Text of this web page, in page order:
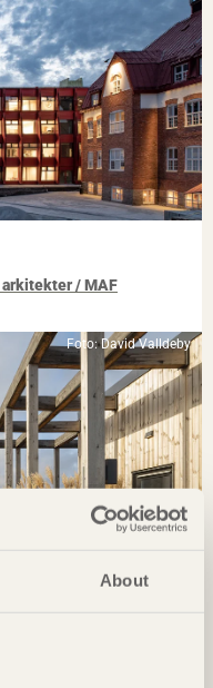
About
/ MAF
Foto: David Valldeby